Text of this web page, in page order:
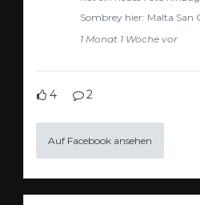
Sombrey hier: Malta San
1 Monat 1 Woche vor
4 2
Auf Facebook ansehen